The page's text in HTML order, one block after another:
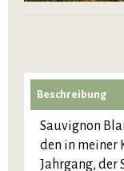
Beschreibung
Sauvignon
den in meiner
Jahrgang, der